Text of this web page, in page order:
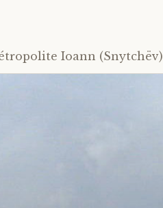
Ioann (Snytchëv)